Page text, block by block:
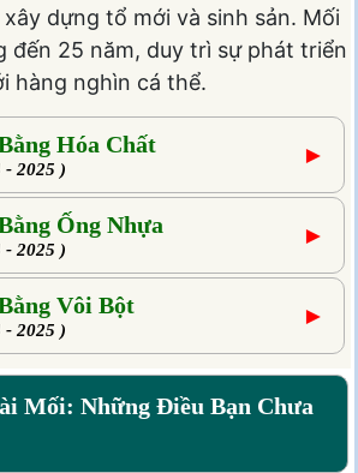
dựng tổ mới và sinh sản. Mối
đến 25 năm, duy trì sự phát triển
hàng nghìn cá thể.
Hóa Chất
- 2025 )
►
Ống Nhựa
- 2025 )
►
Vôi Bột
- 2025 )
►
Mối: Những Điều Bạn Chưa